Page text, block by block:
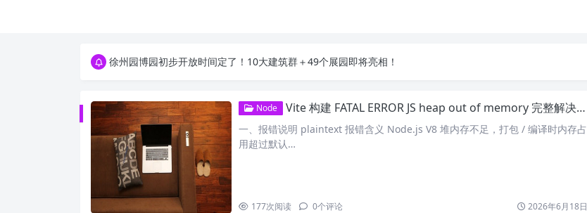
徐州园博园初步开放时间定了！10大建筑群＋49个展园即将亮相！
Node Vite 构建 FATAL ERROR JS heap out of memory 完整解决方案
一、报错说明 plaintext 报错含义 Node.js V8 堆内存不足，打包 / 编译时内存占
用超过默认…
177次阅读 0个评论 2026年6月18日